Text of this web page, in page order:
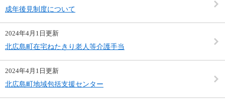
成年後見制度について
2024年4月1日更新
北広島町在宅ねたきり老人等介護手当
2024年4月1日更新
北広島町地域包括支援センター